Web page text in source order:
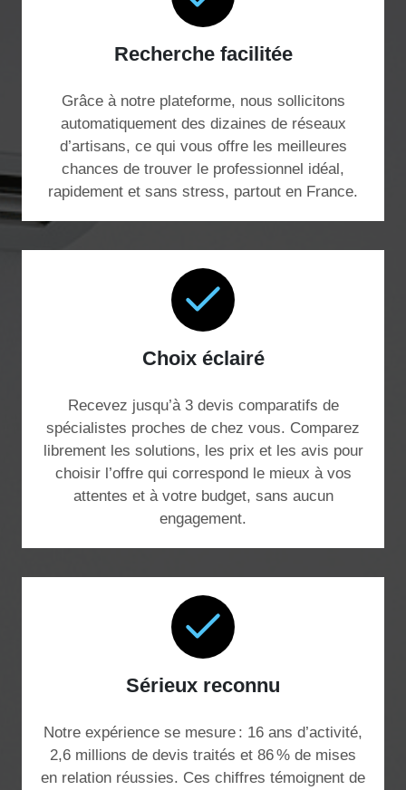
Recherche facilitée
Grâce à notre plateforme, nous sollicitons
automatiquement des dizaines de réseaux
d’artisans, ce qui vous offre les meilleures
chances de trouver le professionnel idéal,
rapidement et sans stress, partout en France.
Choix éclairé
Recevez jusqu’à 3 devis comparatifs de
spécialistes proches de chez vous. Comparez
librement les solutions, les prix et les avis pour
choisir l’offre qui correspond le mieux à vos
attentes et à votre budget, sans aucun
engagement.
Sérieux reconnu
Notre expérience se mesure : 16 ans d’activité,
2,6 millions de devis traités et 86 % de mises
en relation réussies. Ces chiffres témoignent de